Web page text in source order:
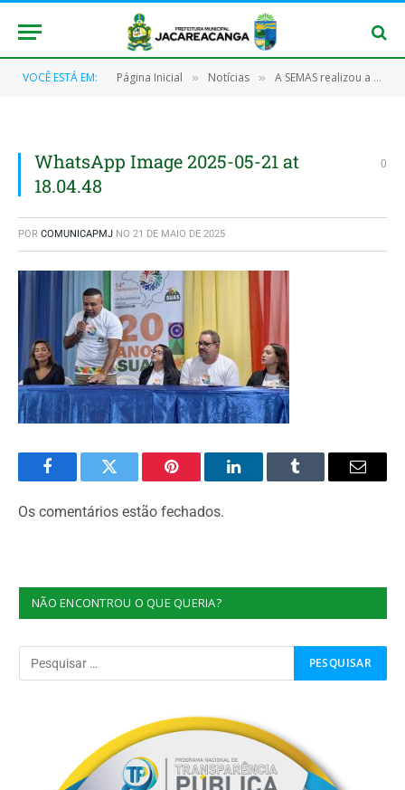
VOCÊ ESTÁ EM: Página Inicial » Notícias » A SEMAS realizou a 14ª Conferência Municipal de Assistência Social
WhatsApp Image 2025-05-21 at
18.04.48
0
POR COMUNICAPMJ NO 21 DE MAIO DE 2025
FacebookTwitter Pinterest O
Tumblr
E-
Os comentários estão fechados.
NÃO ENCONTROU O QUE QUERIA?